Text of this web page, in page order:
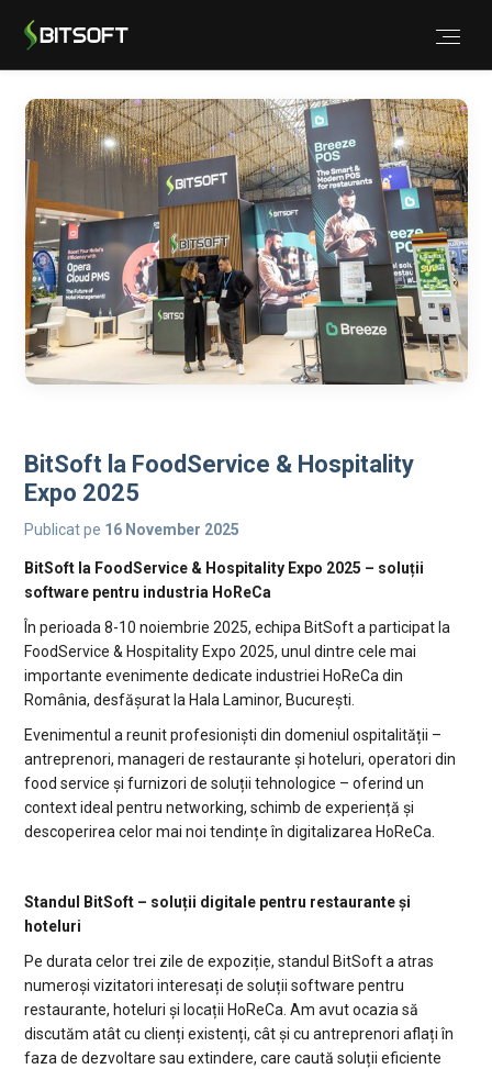
BitSoft la FoodService & Hospitality
Expo 2025
Publicat pe 16 November 2025
BitSoft la FoodService & Hospitality Expo 2025 – soluții
software pentru industria HoReCa
În perioada 8-10 noiembrie 2025, echipa BitSoft a participat la
FoodService & Hospitality Expo 2025, unul dintre cele mai
importante evenimente dedicate industriei HoReCa din
România, desfășurat la Hala Laminor, București.
Evenimentul a reunit profesioniști din domeniul ospitalității –
antreprenori, manageri de restaurante și hoteluri, operatori din
food service și furnizori de soluții tehnologice – oferind un
context ideal pentru networking, schimb de experiență și
descoperirea celor mai noi tendințe în digitalizarea HoReCa.
Standul BitSoft – soluții digitale pentru restaurante și
hoteluri
Pe durata celor trei zile de expoziție, standul BitSoft a atras
numeroși vizitatori interesați de soluții software pentru
restaurante, hoteluri și locații HoReCa. Am avut ocazia să
discutăm atât cu clienți existenți, cât și cu antreprenori aflați în
faza de dezvoltare sau extindere, care caută soluții eficiente